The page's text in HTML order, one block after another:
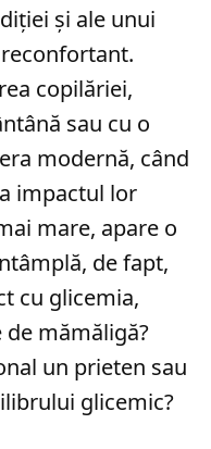
și ale unui
copilăriei,
sau cu o
modernă, când
impactul lor
mare, apare o
de fapt,
cu glicemia,
mămăligă?
un prieten sau
glicemic?